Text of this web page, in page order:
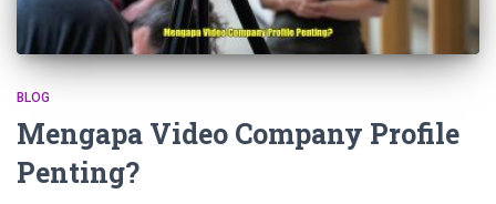
BLOG
Mengapa Video Company Profile
Penting?